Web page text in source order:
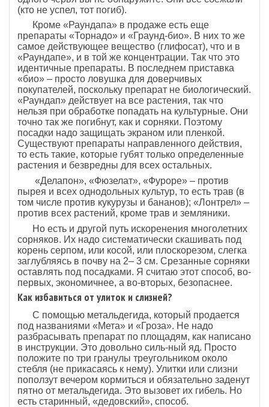
(кто не успел, тот погиб).
Кроме «Раундапа» в продаже есть еще
препараты «Торнадо» и «Граунд-био». В них то же
самое действующее вещество (глифосат), что и в
«Раундапе», и в той же концентрации. Так что это
идентичные препараты. В последнем приставка
«био» – просто ловушка для доверчивых
покупателей, поскольку препарат не биологический.
«Раундап» действует на все растения, так что
нельзя при обработке попадать на культурные. Они
точно так же погибнут, как и сорняки. Поэтому
посадки надо защищать экраном или пленкой.
Существуют препараты направленного действия,
то есть такие, которые губят только определенные
растения и безвредны для всех остальных.
«Делапон», «Фюзелат», «Фуроре» – против
пырея и всех однодольных культур, то есть трав (в
том числе против кукурузы и бананов); «Лонтрел» –
против всех растений, кроме трав и земляники.
Но есть и другой путь искоренения многолетних
сорняков. Их надо систематически скашивать под
корень серпом, или косой, или плоскорезом, слегка
заглубляясь в почву на 2– 3 см. Срезанные сорняки
оставлять под посадками. Я считаю этот способ, во-
первых, экономичнее, а во-вторых, безопаснее.
Как избавиться от улиток и слизней?
С помощью метальдегида, который продается
под названиями «Мета» и «Гроза». Не надо
разбрасывать препарат по площадям, как написано
в инструкции. Это довольно силь-ный яд. Просто
положите по три гранулы треугольником около
стебля (не прикасаясь к нему). Улитки или слизни
поползут вечером кормиться и обязательно заденут
пятно от метальдегида. Это вызовет их гибель. Но
есть старинный, «дедовский», способ.